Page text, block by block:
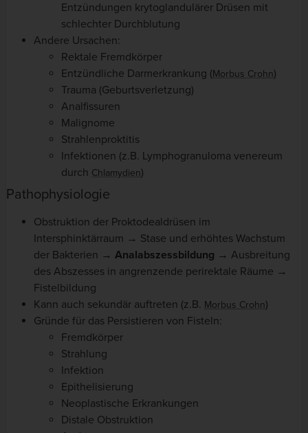
Entzündungen krytoglandulärer Drüsen mit
schlechter Durchblutung
Andere Ursachen:
Rektale Fremdkörper
Entzündliche Darmerkrankung (Morbus Crohn)
Trauma (Geburtsverletzung)
Analfissuren
Malignome
Strahlenproktitis
Infektionen (z.B. Lymphogranuloma venereum
durch Chlamydien)
Pathophysiologie
Obstruktion der Proktodealdrüsen im
Intersphinktärraum → Stase und erhöhtes Wachstum
der Bakterien → Analabszessbildung → Ausbreitung
des Abszesses in angrenzende perirektale Räume →
Fistelbildung
Kann auch sekundär auftreten (z.B. Morbus Crohn)
Gründe für das Persistieren von Fisteln:
Fremdkörper
Strahlung
Infektion
Epithelisierung
Neoplastische Erkrankungen
Distale Obstruktion